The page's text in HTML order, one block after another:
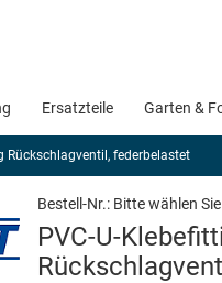
Ersatzteile Garten &
Rückschlagventil, federbelastet
Bestell-Nr.: Bitte wählen
PVC-U-